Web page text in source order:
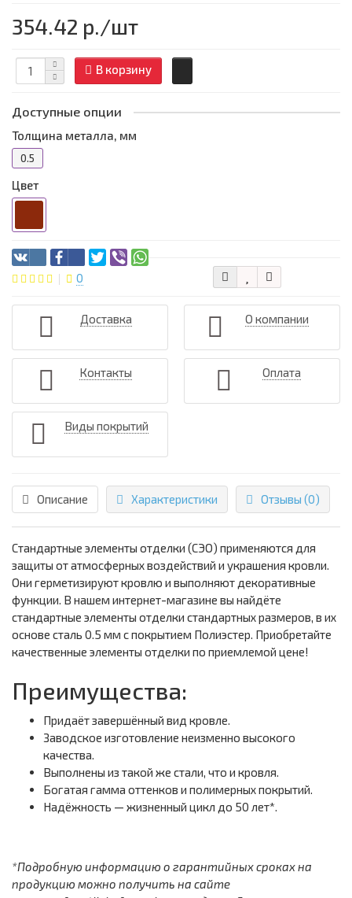
354.42 р./шт
В корзину
Доступные опции
Толщина металла, мм
0.5
Цвет
0
Доставка О компании
Контакты Оплата
Виды покрытий
Описание Характеристики Отзывы (0)
Стандартные элементы отделки (СЭО) применяются для
защиты от атмосферных воздействий и украшения кровли.
Они герметизируют кровлю и выполняют декоративные
функции. В нашем интернет-магазине вы найдёте
стандартные элементы отделки стандартных размеров, в их
основе сталь 0.5 мм с покрытием Полиэстер. Приобретайте
качественные элементы отделки по приемлемой цене!
Преимущества:
Придаёт завершённый вид кровле.
Заводское изготовление неизменно высокого
качества.
Выполнены из такой же стали, что и кровля.
Богатая гамма оттенков и полимерных покрытий.
Надёжность — жизненный цикл до 50 лет*.
*Подробную информацию о гарантийных сроках на
продукцию можно получить на сайте